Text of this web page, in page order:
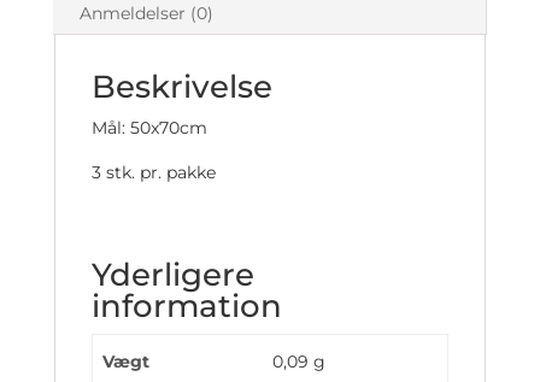
Anmeldelser (0)
Beskrivelse
Mål: 50x70cm
3 stk. pr. pakke
Yderligere
information
Vægt 0,09 g